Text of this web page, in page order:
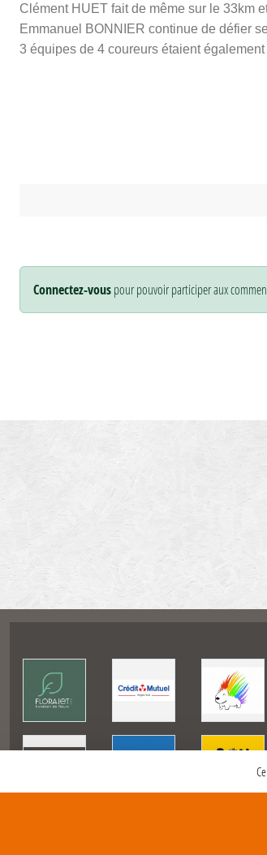
Clément HUET fait de même sur le 33km
Emmanuel BONNIER continue de défier
3 équipes de 4 coureurs étaient
Connectez-vouspour pouvoir participer aux